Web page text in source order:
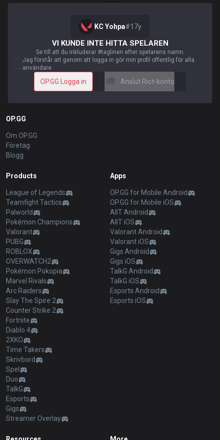
KC Yohpa#17y
VI KUNDE INTE HITTA SPELAREN
Se till att du inkluderar #taglinen efter spelarens namn.
Jag förstår att genom att logga in gör min profil offentlig för alla
användare
OP.GG Logga in Anslut Riot-konto
OP.GG
Om OP.GG
Företag
Blogg
Products
League of Legends
Teamfight Tactics
Palworld
Pokémon Champions
Valorant
PUBG
ROBLOX
OVERWATCH2
Pokémon Pokopia
Marvel Rivals
Arc Raiders
Slay The Spire 2
Counter Strike 2
Fortnite
Diablo 4
2XKO
Time Takers
Skrivbord
Spel
Duo
TalkG
Esports
Gigs
Streamer Overlay
Apps
OP.GG for Mobile Android
OP.GG for Mobile iOS
AllT Android
AllT iOS
Valorant Android
Valorant iOS
Gigs Android
Gigs iOS
TalkG Android
TalkG iOS
Esports Android
Esports iOS